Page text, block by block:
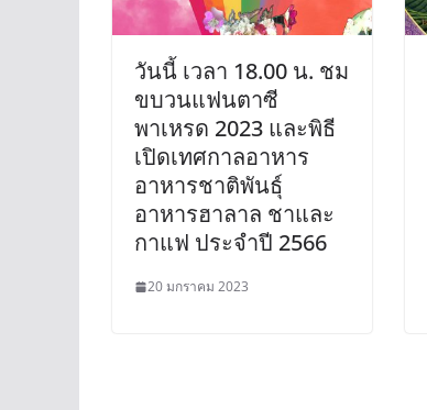
วันนี้ เวลา 18.00 น. ชม
ขบวนแฟนตาซี
พาเหรด 2023 และพิธี
เปิดเทศกาลอาหาร
อาหารชาติพันธุ์
อาหารฮาลาล ชาและ
กาแฟ ประจำปี 2566
20 มกราคม 2023